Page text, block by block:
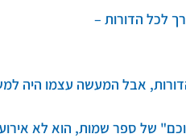
לכל הדורות –
אבל המעשה עצמו היה
של ספר שמות, הוא לא